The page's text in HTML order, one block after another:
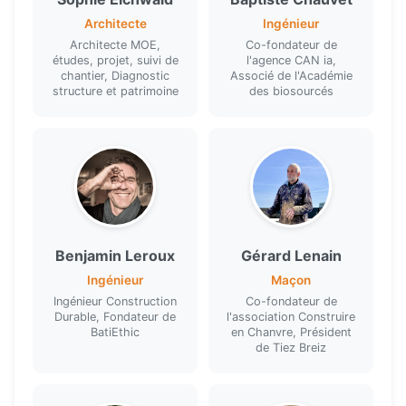
Public visé
Architectes
Maîtres d'œuvre, maîtres d'ouvrage
Porteurs de projets
Déroulé pédagogique
Jour 1 — Les bases pour construire en
chanvre
Découverte des matériaux utilisés dans
Séquence 1 — Le cadre légal (5-10
min)
Introduction avec Quentin Pichon et
Séquence 2 — Nouvelles règles
professionnelles (60 min)
Avant et après modification du domaine
d'emploi
Architecte
Architecte MOE,
études, projet, suivi de
chantier, Diagnostic
structure et patrimoine
Ingénieur
Co-fondateur de
l'agence CAN ia,
Associé de l'Académie
des biosourcés
Benjamin Leroux
Ingénieur
Ingénieur Construction
Durable, Fondateur de
BatiEthic
Gérard Lenain
Maçon
Co-fondateur de
l'association Construire
en Chanvre, Président
de Tiez Breiz